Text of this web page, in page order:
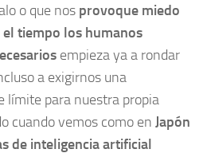
o que nos provoque miedo
tiempo los humanos
empieza ya a rondar
a exigirnos una
límite para nuestra propia
cuando vemos como en Japón
de inteligencia artificial